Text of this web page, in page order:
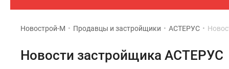
Новострой-М • Продавцы и застройщики • АСТЕРУС •
Новости застройщика АСТЕРУС